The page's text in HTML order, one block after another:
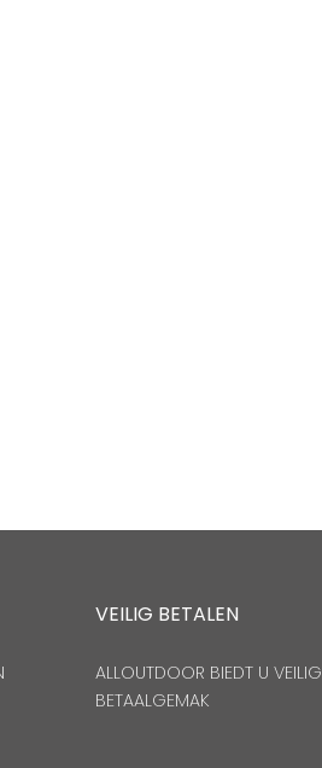
VEILIG BETALEN
ALLOUTDOOR BIEDT U VEILIG
BETAALGEMAK